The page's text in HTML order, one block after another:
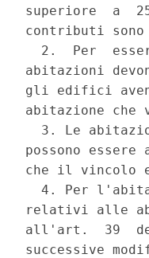
superiore  a
contributi
2.  Per
abitazioni
gli edifici
abitazione
3. Le
possono
che il vincolo
4. Per
relativi alle
all'art.  39
successive